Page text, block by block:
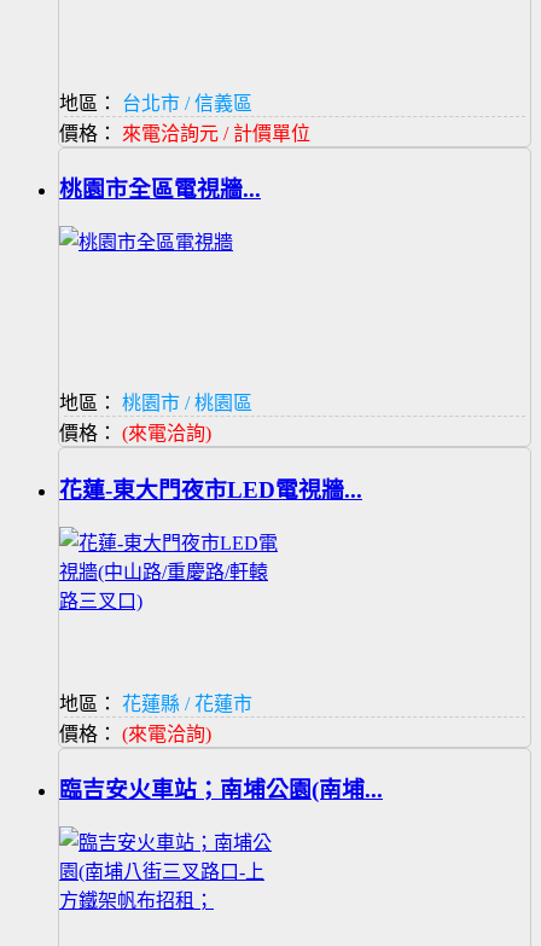
地區：
台北市 / 信義區
價格： 來電洽詢元 / 計價單位
桃園市全區電視牆...
地區：
桃園市 / 桃園區
價格： (來電洽詢)
花蓮-東大門夜市LED電視牆...
地區：
花蓮縣 / 花蓮市
價格： (來電洽詢)
臨吉安火車站；南埔公園(南埔...